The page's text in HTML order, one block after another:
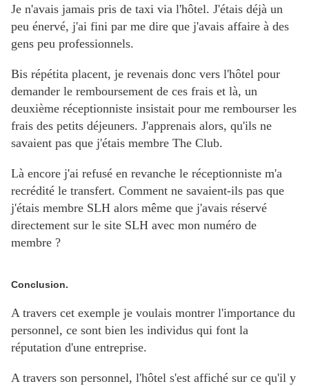
Je n'avais jamais pris de taxi via l'hôtel. J'étais déjà un
peu énervé, j'ai fini par me dire que j'avais affaire à des
gens peu professionnels.
Bis répétita placent, je revenais donc vers l'hôtel pour
demander le remboursement de ces frais et là, un
deuxième réceptionniste insistait pour me rembourser les
frais des petits déjeuners. J'apprenais alors, qu'ils ne
savaient pas que j'étais membre The Club.
Là encore j'ai refusé en revanche le réceptionniste m'a
recrédité le transfert. Comment ne savaient-ils pas que
j'étais membre SLH alors même que j'avais réservé
directement sur le site SLH avec mon numéro de
membre ?
Conclusion.
A travers cet exemple je voulais montrer l'importance du
personnel, ce sont bien les individus qui font la
réputation d'une entreprise.
A travers son personnel, l'hôtel s'est affiché sur ce qu'il y